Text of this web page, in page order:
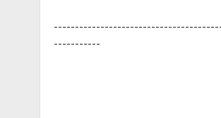
-----------